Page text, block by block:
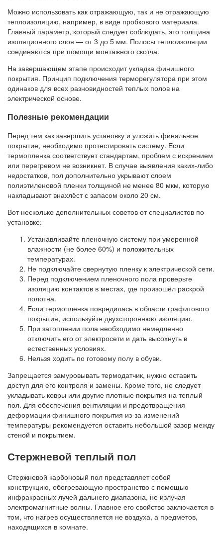
Можно использовать как отражающую, так и не отражающую
теплоизоляцию, например, в виде пробкового материала.
Главный параметр, который следует соблюдать, это толщина
изоляционного слоя — от 3 до 5 мм. Полосы теплоизоляции
соединяются при помощи монтажного скотча.
На завершающем этапе происходит укладка финишного
покрытия. Принцип подключения терморегулятора при этом
одинаков для всех разновидностей теплых полов на
электрической основе.
Полезные рекомендации
Перед тем как завершить установку и уложить финальное
покрытие, необходимо протестировать систему. Если
термопленка соответствует стандартам, проблем с искрением
или перегревом не возникнет. В случае выявления каких-либо
недостатков, пол дополнительно укрывают слоем
полиэтиленовой пленки толщиной не менее 80 мкм, которую
накладывают внахлёст с запасом около 20 см.
Вот несколько дополнительных советов от специалистов по
установке:
Устанавливайте пленочную систему при умеренной
влажности (не более 60%) и положительных
температурах.
Не подключайте свернутую пленку к электрической сети.
Перед подключением пленочного пола проверьте
изоляцию контактов в местах, где произошёл раскрой
полотна.
Если термопленка повредилась в области графитового
покрытия, используйте двухстороннюю изоляцию.
При затоплении пола необходимо немедленно
отключить его от электросети и дать высохнуть в
естественных условиях.
Нельзя ходить по готовому полу в обуви.
Запрещается замуровывать термодатчик, нужно оставить
доступ для его контроля и замены. Кроме того, не следует
укладывать ковры или другие плотные покрытия на теплый
пол. Для обеспечения вентиляции и предотвращения
деформации финишного покрытия из-за изменений
температуры рекомендуется оставить небольшой зазор между
стеной и покрытием.
Стержневой теплый пол
Стержневой карбоновый пол представляет собой
конструкцию, обогревающую пространство с помощью
инфракрасных лучей дальнего диапазона, не излучая
электромагнитные волны. Главное его свойство заключается в
том, что нагрев осуществляется не воздуха, а предметов,
находящихся в комнате.